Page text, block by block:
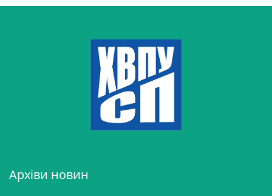
Архіви новин